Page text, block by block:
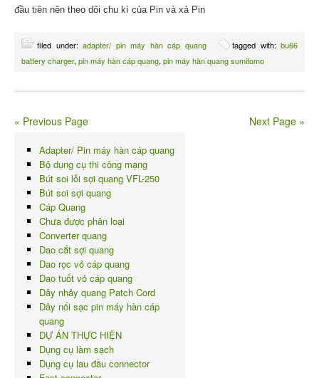
đầu tiên nên theo dõi chu kì của Pin và xả Pin
filed under: adapter/ pin máy hàn cáp quang tagged with: bu66
battery charger, pin máy hàn cáp quang, pin máy hàn quang sumitomo
« Previous Page Next Page »
Adapter/ Pin máy hàn cáp quang
Bộ dụng cụ thi công mạng
Bút soi lỗi sợi quang VFL-250
Bút soi sợi quang
Cáp Quang
Chưa được phân loại
Converter quang
Dao cắt sợi quang
Dao rọc vỏ cáp quang
Dao tuốt vỏ cáp quang
Dây nhảy quang Patch Cord
Dây nối sạc pin máy hàn cáp
quang
DỰ ÁN THỰC HIỆN
Dụng cụ làm sạch
Dụng cụ lau đầu connector